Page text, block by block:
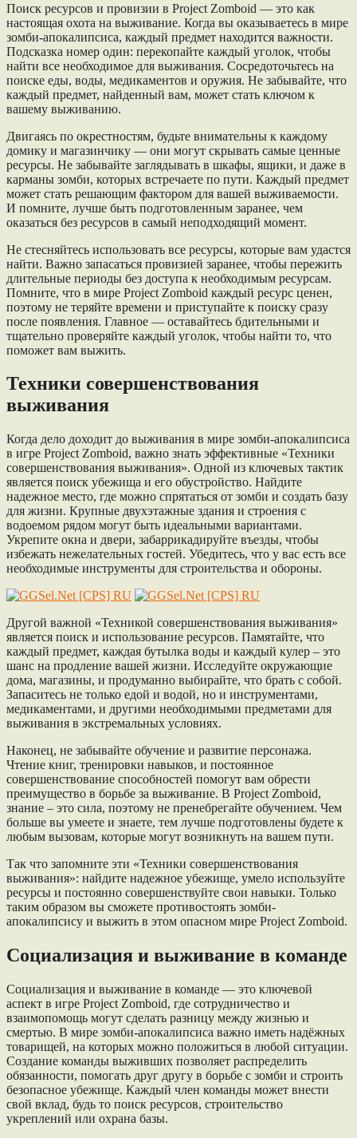
Поиск ресурсов и провизии в Project Zomboid — это как
настоящая охота на выживание. Когда вы оказываетесь в мире
зомби-апокалипсиса, каждый предмет находится важности.
Подсказка номер один: перекопайте каждый уголок, чтобы
найти все необходимое для выживания. Сосредоточьтесь на
поиске еды, воды, медикаментов и оружия. Не забывайте, что
каждый предмет, найденный вам, может стать ключом к
вашему выживанию.
Двигаясь по окрестностям, будьте внимательны к каждому
домику и магазинчику — они могут скрывать самые ценные
ресурсы. Не забывайте заглядывать в шкафы, ящики, и даже в
карманы зомби, которых встречаете по пути. Каждый предмет
может стать решающим фактором для вашей выживаемости.
И помните, лучше быть подготовленным заранее, чем
оказаться без ресурсов в самый неподходящий момент.
Не стесняйтесь использовать все ресурсы, которые вам удастся
найти. Важно запасаться провизией заранее, чтобы пережить
длительные периоды без доступа к необходимым ресурсам.
Помните, что в мире Project Zomboid каждый ресурс ценен,
поэтому не теряйте времени и приступайте к поиску сразу
после появления. Главное — оставайтесь бдительными и
тщательно проверяйте каждый уголок, чтобы найти то, что
поможет вам выжить.
Техники совершенствования
выживания
Когда дело доходит до выживания в мире зомби-апокалипсиса
в игре Project Zomboid, важно знать эффективные «Техники
совершенствования выживания». Одной из ключевых тактик
является поиск убежища и его обустройство. Найдите
надежное место, где можно спрятаться от зомби и создать базу
для жизни. Крупные двухэтажные здания и строения с
водоемом рядом могут быть идеальными вариантами.
Укрепите окна и двери, забаррикадируйте въезды, чтобы
избежать нежелательных гостей. Убедитесь, что у вас есть все
необходимые инструменты для строительства и обороны.
Другой важной «Техникой совершенствования выживания»
является поиск и использование ресурсов. Памятайте, что
каждый предмет, каждая бутылка воды и каждый кулер – это
шанс на продление вашей жизни. Исследуйте окружающие
дома, магазины, и продуманно выбирайте, что брать с собой.
Запаситесь не только едой и водой, но и инструментами,
медикаментами, и другими необходимыми предметами для
выживания в экстремальных условиях.
Наконец, не забывайте обучение и развитие персонажа.
Чтение книг, тренировки навыков, и постоянное
совершенствование способностей помогут вам обрести
преимущество в борьбе за выживание. В Project Zomboid,
знание – это сила, поэтому не пренебрегайте обучением. Чем
больше вы умеете и знаете, тем лучше подготовлены будете к
любым вызовам, которые могут возникнуть на вашем пути.
Так что запомните эти «Техники совершенствования
выживания»: найдите надежное убежище, умело используйте
ресурсы и постоянно совершенствуйте свои навыки. Только
таким образом вы сможете противостоять зомби-
апокалипсису и выжить в этом опасном мире Project Zomboid.
Социализация и выживание в команде
Социализация и выживание в команде — это ключевой
аспект в игре Project Zomboid, где сотрудничество и
взаимопомощь могут сделать разницу между жизнью и
смертью. В мире зомби-апокалипсиса важно иметь надёжных
товарищей, на которых можно положиться в любой ситуации.
Создание команды выживших позволяет распределить
обязанности, помогать друг другу в борьбе с зомби и строить
безопасное убежище. Каждый член команды может внести
свой вклад, будь то поиск ресурсов, строительство
укреплений или охрана базы.